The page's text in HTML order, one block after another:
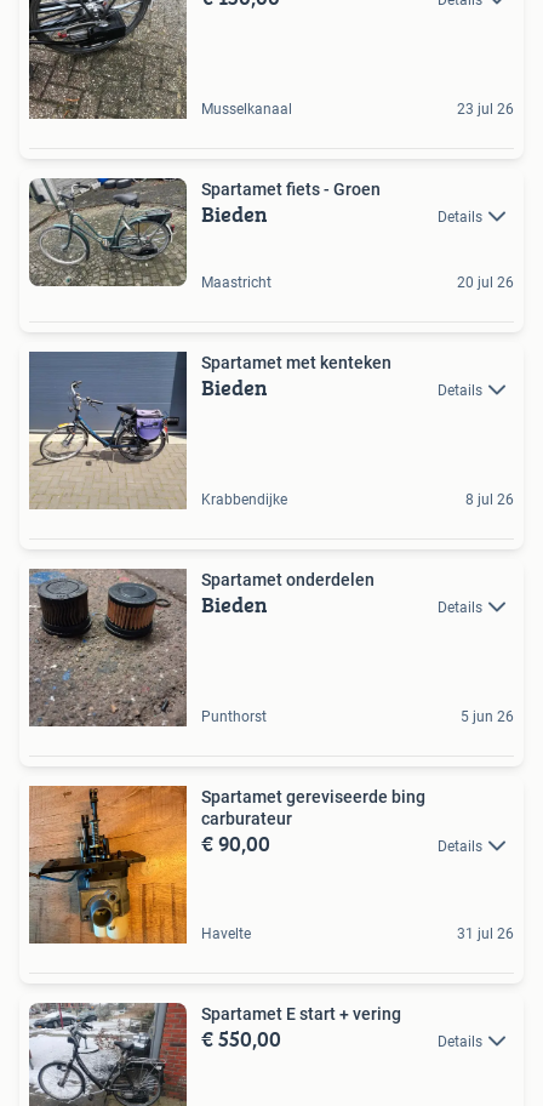
Musselkanaal 23 jul 26
Spartamet fiets - Groen
Bieden Details
Maastricht 20 jul 26
Spartamet met kenteken
Bieden Details
Krabbendijke 8 jul 26
Spartamet onderdelen
Bieden Details
Punthorst 5 jun 26
Spartamet gereviseerde bing
carburateur
€ 90,00 Details
Havelte 31 jul 26
Spartamet E start + vering
€ 550,00 Details